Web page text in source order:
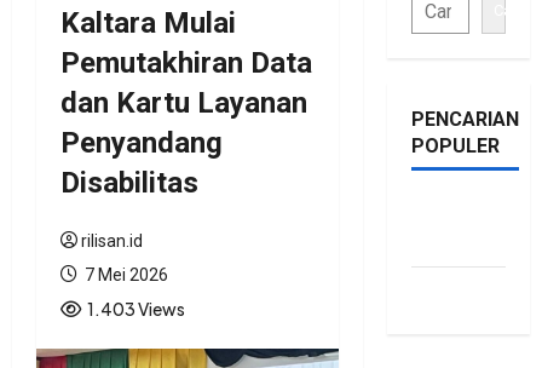
Kaltara Mulai
Pemutakhiran Data
dan Kartu Layanan
Penyandang
Disabilitas
rilisan.id
7 Mei 2026
1.403 Views
Cari
PENCARIAN
POPULER